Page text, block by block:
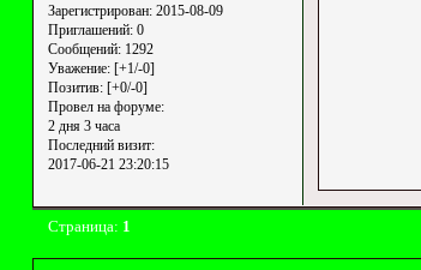
Зарегистрирован: 2015-08-09
Приглашений:0
Сообщений:1292
Уважение: [+1/-0]
Позитив: [+0/-0]
Провел на форуме:
2 дня 3 часа
Последний визит:
2017-06-21 23:20:15
Страница: 1